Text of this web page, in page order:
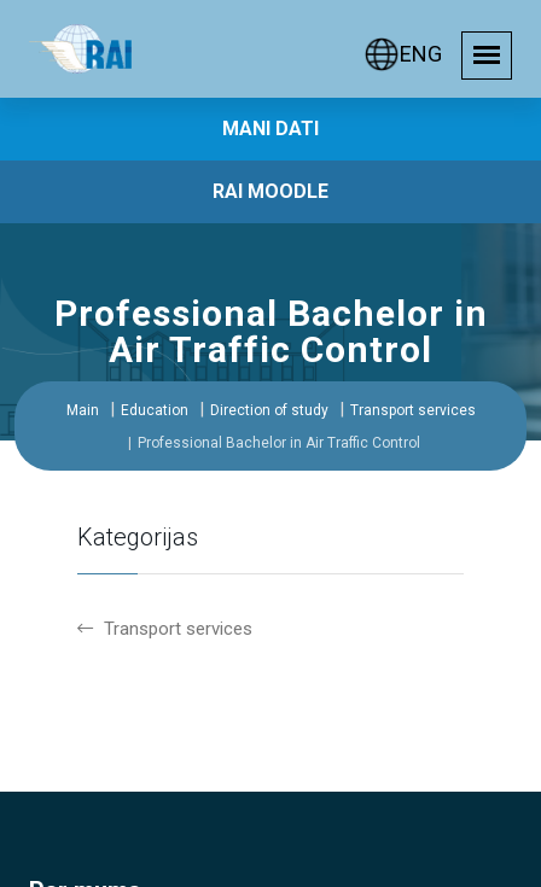
ENG
MANI DATI
RAI MOODLE
Professional Bachelor in
Air Traffic Control
Main Education Direction of study
Transport services
Professional Bachelor in Air Traffic Control
Kategorijas
Transport services